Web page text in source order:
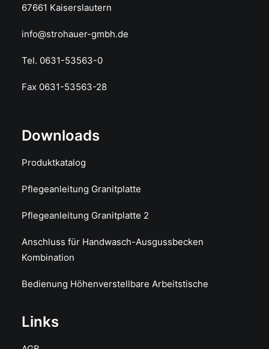
67661 Kaiserslautern
info@strohauer-gmbh.de
Tel. 0631-53563-0
Fax 0631-53563-28
Downloads
Produktkatalog
Pflegeanleitung Granitplatte
Pflegeanleitung Granitplatte 2
Anschluss für Handwasch-Ausgussbecken
Kombination
Bedienung Höhenverstellbare Arbeitstische
Links